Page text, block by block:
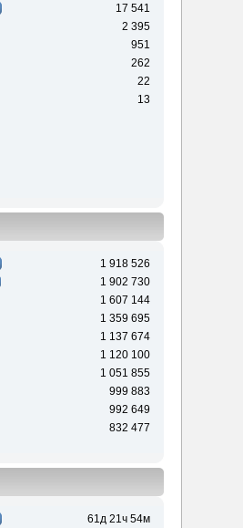
17 541
2 395
951
262
22
13
1 918 526
1 902 730
1 607 144
1 359 695
1 137 674
1 120 100
1 051 855
999 883
992 649
832 477
61д 21ч 54м